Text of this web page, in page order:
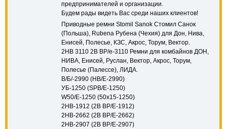
предпринимателей и организации.
Будем рады видеть Вас среди наших клиентов!
Приводные ремни Stomil Sanok Стомил Санок
(Польша), Rubena Рубена (Чехия) для Дон, Нива,
Енисей, Полесье, КЗС, Акрос, Торум, Вектор.
2HB 3110 2B BP/e-3110 Ремни для комбайнов ДОН,
НИВА, Енисей, Руслан, Вектор, Акрос, Торум,
Полесье (Палессе), ЛИДА.
В/Б/-2990 (HB/E-2990)
УБ-1250 (SPB/E-1250)
W50/E-1250 (50x15-1250)
2НВ-1912 (2B BP/Е-1912)
2НВ-2662 (2B BP/Е-2662)
2НВ-2907 (2B BP/Е-2907)